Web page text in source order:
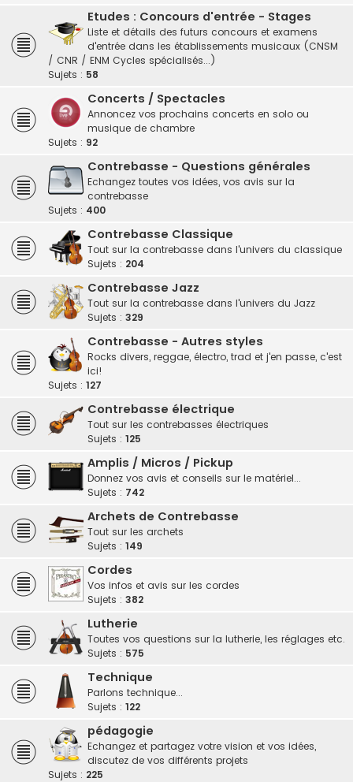
Etudes : Concours d'entrée - Stages
Liste et détails des futurs concours et examens
d'entrée dans les établissements musicaux (CNSM
/ CNR / ENM Cycles spécialisés...)
Sujets : 58
Concerts / Spectacles
Annoncez vos prochains concerts en solo ou
musique de chambre
Sujets : 92
Contrebasse - Questions générales
Echangez toutes vos idées, vos avis sur la
contrebasse
Sujets : 400
Contrebasse Classique
Tout sur la contrebasse dans l'univers du classique
Sujets : 204
Contrebasse Jazz
Tout sur la contrebasse dans l'univers du Jazz
Sujets : 329
Contrebasse - Autres styles
Rocks divers, reggae, électro, trad et j'en passe, c'est
ici!
Sujets : 127
Contrebasse électrique
Tout sur les contrebasses électriques
Sujets : 125
Amplis / Micros / Pickup
Donnez vos avis et conseils sur le matériel...
Sujets : 742
Archets de Contrebasse
Tout sur les archets
Sujets : 149
Cordes
Vos infos et avis sur les cordes
Sujets : 382
Lutherie
Toutes vos questions sur la lutherie, les réglages etc.
Sujets : 575
Technique
Parlons technique...
Sujets : 122
pédagogie
Echangez et partagez votre vision et vos idées,
discutez de vos différents projets
Sujets : 225